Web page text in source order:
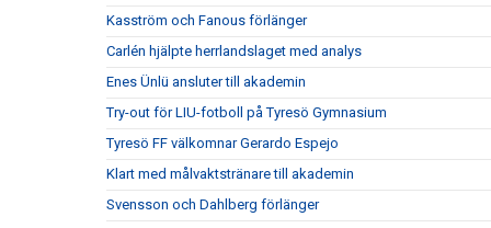
Kasström och Fanous förlänger
Carlén hjälpte herrlandslaget med analys
Enes Ünlü ansluter till akademin
Try-out för LIU-fotboll på Tyresö Gymnasium
Tyresö FF välkomnar Gerardo Espejo
Klart med målvaktstränare till akademin
Svensson och Dahlberg förlänger